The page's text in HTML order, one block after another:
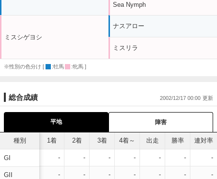
ミスシゲヨシ
Sea Nymph
ナスアロー
ミスリラ
※性別の色分け [ :牡馬 :牝馬 ]
総合成績 2002/12/17 00:00
平地 障害
種別
GI
GII
1着 2着 3着 4着～ 出走 勝率 連対率
- - - - - - -
- - - - - - -